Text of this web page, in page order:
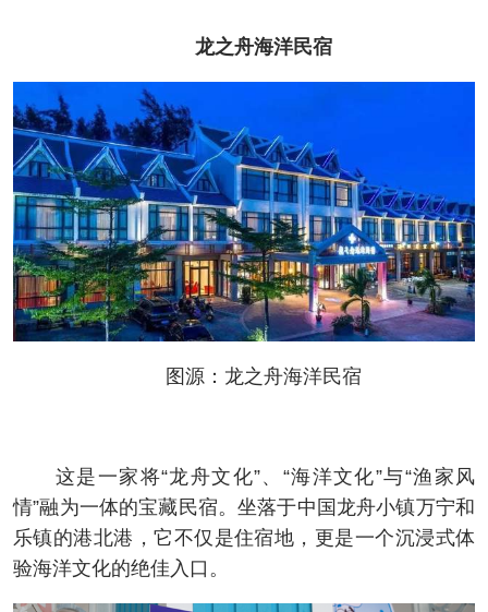
龙之舟海洋民宿
图源：龙之舟海洋民宿
这是一家将“龙舟文化”、“海洋文化”与“渔家风
情”融为一体的宝藏民宿。坐落于中国龙舟小镇万宁和
乐镇的港北港，它不仅是住宿地，更是一个沉浸式体
验海洋文化的绝佳入口。